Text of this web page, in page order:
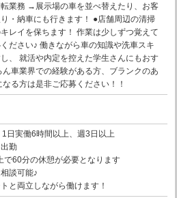
業務 →展示場の車を並べ替えたり、お客
・納車にも行きます！ ●店舗周辺の清掃
レイを保ちます！ 作業は少しずつ覚えて
ださい♪ 働きながら車の知識や洗車スキ
、 就活や内定を控えた学生さんにもおす
車業界での経験がある方、ブランクのあ
る方は是非ご応募ください！！
日実働6時間以上、週3日以上
勤
60分の休憩が必要となります
談可能♪
と両立しながら働けます！